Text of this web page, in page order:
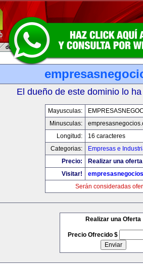
El dueño de este dominio lo
Mayusculas:
Minusculas:
Longitud:
16 caracteres
Categorias:
Empresas e
Precio:
Realizar una
Visitar!
Serán consideradas
Realizar una Oferta
Precio Ofrecido $